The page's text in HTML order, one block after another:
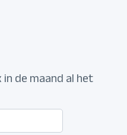
de maand al het